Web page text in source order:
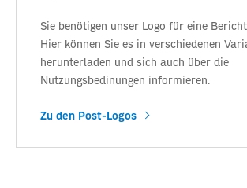
Sie benötigen unser Logo für eine
Hier können Sie es in verschiedenen
herunterladen und sich auch über die
Nutzungsbedinungen informieren.
Zu den Post-Logos